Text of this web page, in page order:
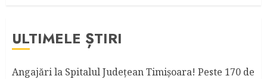
ULTIMELE ȘTIRI
Angajări la Spitalul Judeţean Timişoara! Peste 170 de